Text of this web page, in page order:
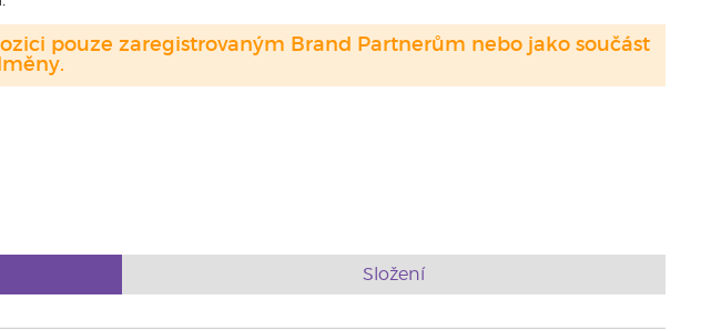
pouze zaregistrovaným Brand Partnerům nebo jako součást
Složení